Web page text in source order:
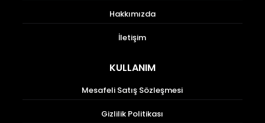
Hakkımızda
İletişim
KULLANIM
Mesafeli Satış Sözleşmesi
Gizlilik Politikası